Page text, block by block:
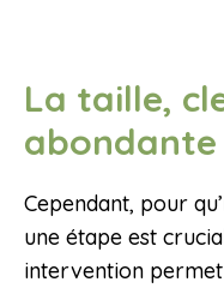
La taille,
abondante
Cependant, pour
une étape est
intervention